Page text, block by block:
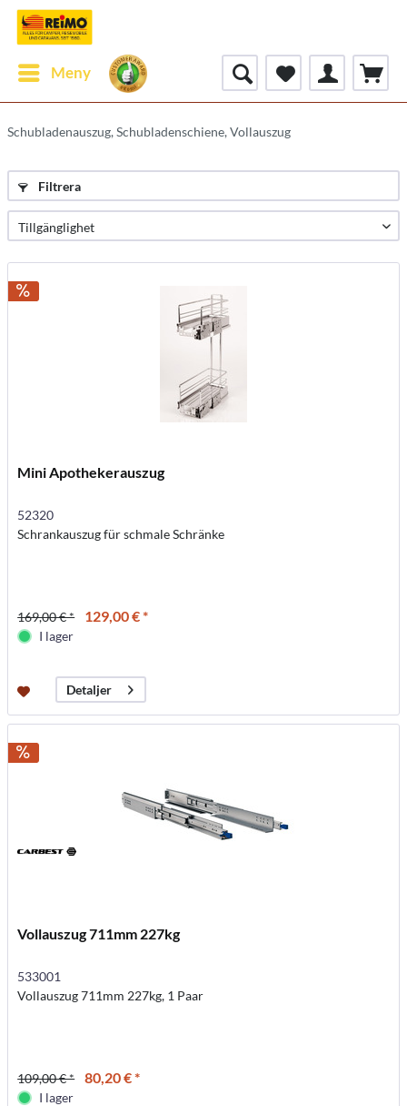
Meny
Schubladenauszug, Schubladenschiene, Vollauszug
Filtrera
Mini Apothekerauszug
52320
Schrankauszug für schmale Schränke
169,00 € * 129,00 € *
I lager
Detaljer
Vollauszug 711mm 227kg
533001
Vollauszug 711mm 227kg, 1 Paar
109,00 € * 80,20 € *
I lager